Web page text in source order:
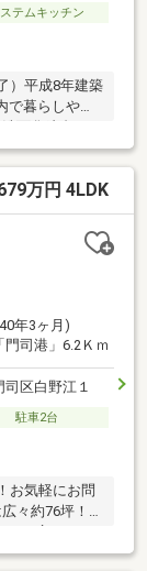
テムキッチン
）平成8年建築
で暮らしやす
天井・壁クロ
■クリーニン
根塗装■外壁塗
問い合わせ
万円 4LDK
年3ヶ月)
門司港」6.2Ｋｍ
区白野江１
駐車2台
お気軽にお問
々約76坪！！
ン交換■ユニ